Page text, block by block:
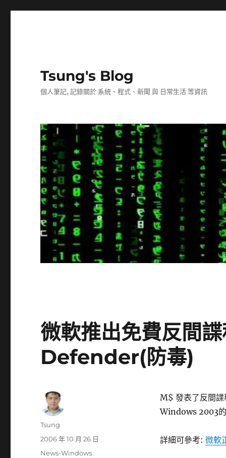
Tsung's Blog
個人筆記, 記錄關於 系統、程式、新聞 與 日常生活 等資訊
微軟推出免費反間
Defender(防毒)
M$ 發表了反間
Windows 2003
詳細可參考: 微軟
作
Tsung
發
2006 年 10 月 26 日
分
News-Windows